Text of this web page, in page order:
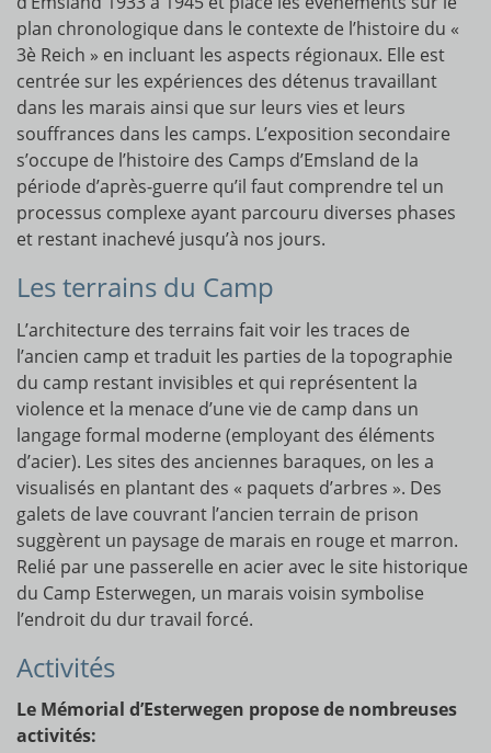
plan chronologique dans le contexte de l’histoire du «
3è Reich » en incluant les aspects régionaux. Elle est
centrée sur les expériences des détenus travaillant
dans les marais ainsi que sur leurs vies et leurs
souffrances dans les camps. L’exposition secondaire
s’occupe de l’histoire des Camps d’Emsland de la
période d’après-guerre qu’il faut comprendre tel un
processus complexe ayant parcouru diverses phases
et restant inachevé jusqu’à nos jours.
Les terrains du Camp
L’architecture des terrains fait voir les traces de
l’ancien camp et traduit les parties de la topographie
du camp restant invisibles et qui représentent la
violence et la menace d’une vie de camp dans un
langage formal moderne (employant des éléments
d’acier). Les sites des anciennes baraques, on les a
visualisés en plantant des « paquets d’arbres ». Des
galets de lave couvrant l’ancien terrain de prison
suggèrent un paysage de marais en rouge et marron.
Relié par une passerelle en acier avec le site historique
du Camp Esterwegen, un marais voisin symbolise
l’endroit du dur travail forcé.
Activités
Le Mémorial d’Esterwegen propose de nombreuses
activités: